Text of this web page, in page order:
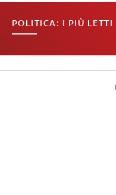
POLITICA: I PIÙ LETTI